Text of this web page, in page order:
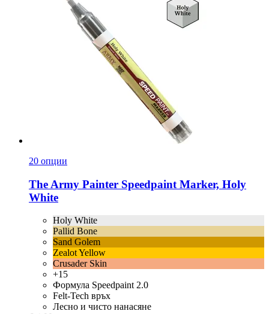
20 опции
The Army Painter Speedpaint Marker, Holy
White
Holy White
Pallid Bone
Sand Golem
Zealot Yellow
Crusader Skin
+15
Формула Speedpaint 2.0
Felt-Tech връх
Лесно и чисто нанасяне